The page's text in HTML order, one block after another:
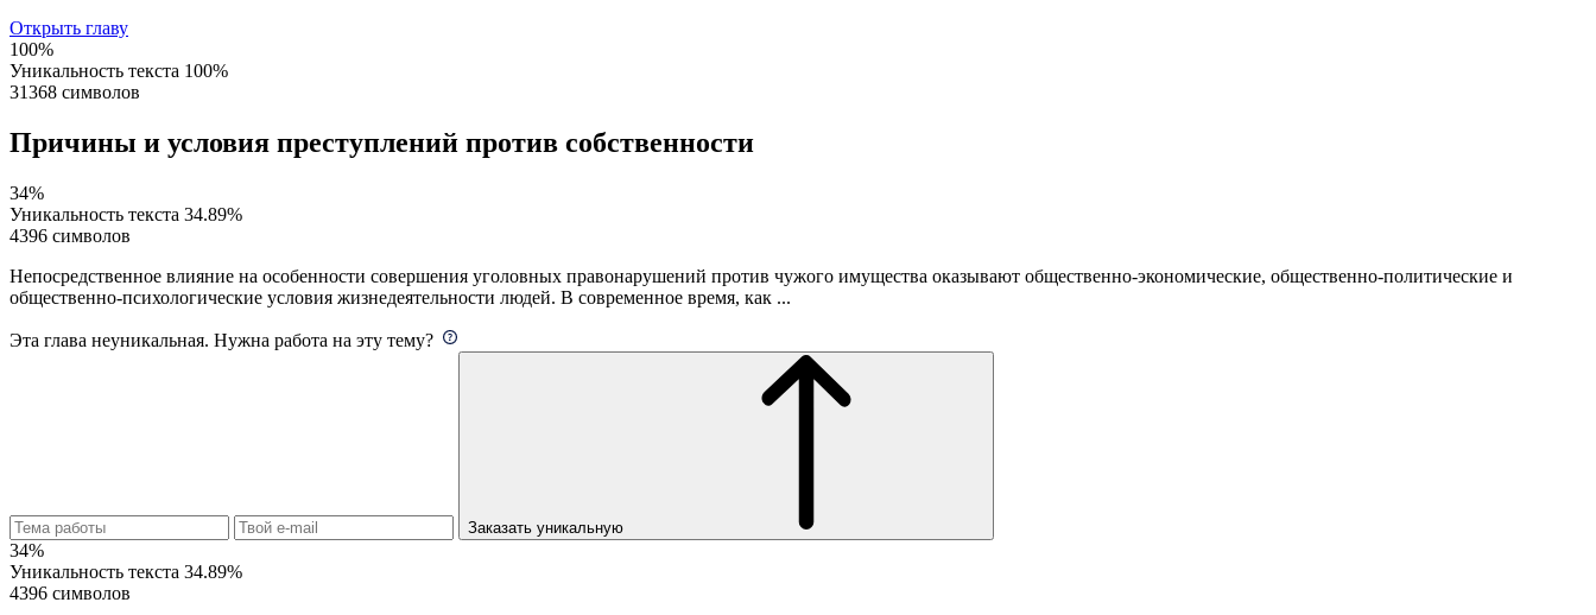
Открыть главу
100%
Уникальность текста 100%
31368 символов
Причины и условия преступлений против собственности
34%
Уникальность текста 34.89%
4396 символов
Непосредственное влияние на особенности совершения уголовных правонарушений против чужого имущества оказывают общественно-экономические, общественно-политические и
общественно-психологические условия жизнедеятельности людей. В современное время, как ...
Эта глава неуникальная. Нужна работа на эту тему?
Заказать уникальную
34%
Уникальность текста 34.89%
4396 символов